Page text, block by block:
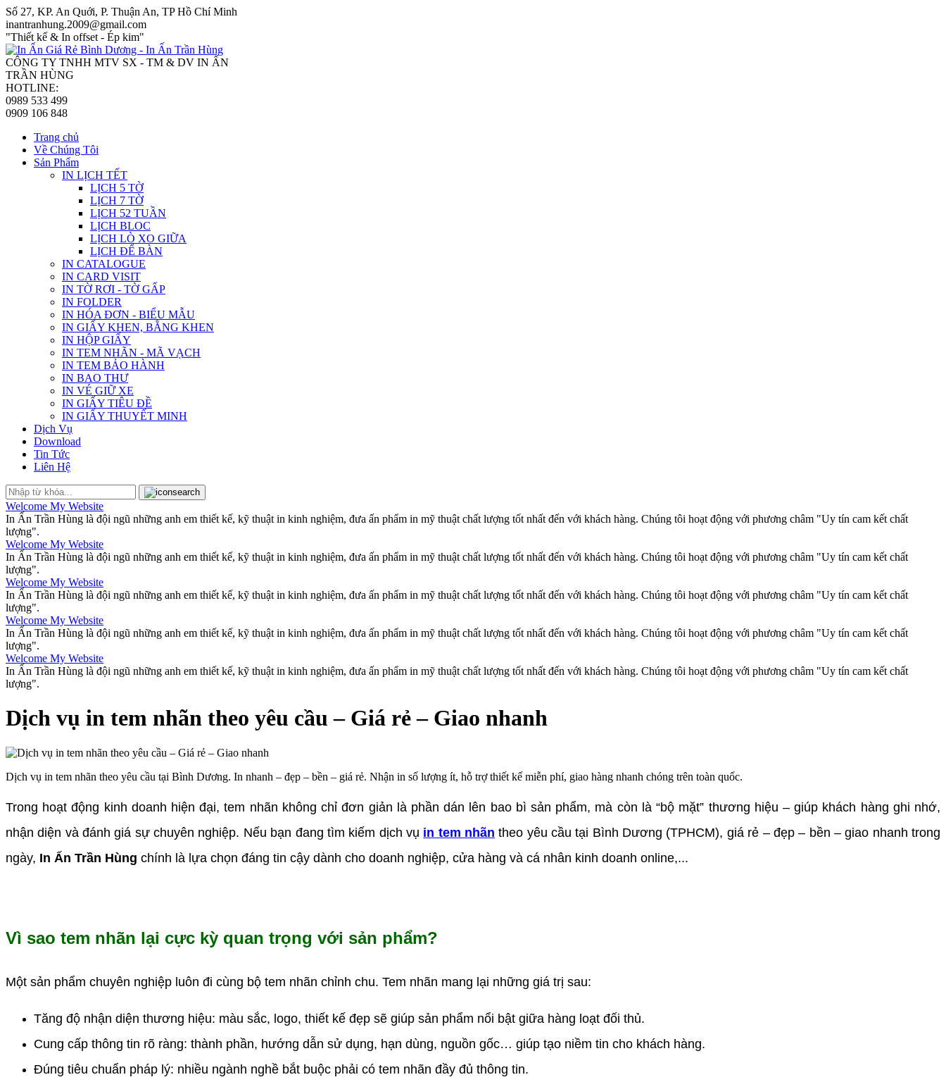
Số 27, KP. An Quới, P. Thuận An, TP Hồ Chí Minh
inantranhung.2009@gmail.com
"Thiết kế & In offset - Ép kim"
CÔNG TY TNHH MTV SX - TM & DV IN ẤN
TRẦN HÙNG
HOTLINE:
0989 533 499
0909 106 848
Trang chủ
Về Chúng Tôi
Sản Phẩm
IN LỊCH TẾT
LỊCH 5 TỜ
LỊCH 7 TỜ
LỊCH 52 TUẦN
LỊCH BLOC
LỊCH LÒ XO GIỮA
LỊCH ĐỂ BÀN
IN CATALOGUE
IN CARD VISIT
IN TỜ RƠI - TỜ GẤP
IN FOLDER
IN HÓA ĐƠN - BIỂU MẪU
IN GIẤY KHEN, BẰNG KHEN
IN HỘP GIẤY
IN TEM NHÃN - MÃ VẠCH
IN TEM BẢO HÀNH
IN BAO THƯ
IN VÉ GIỮ XE
IN GIẤY TIÊU ĐỀ
IN GIẤY THUYẾT MINH
Dịch Vụ
Download
Tin Tức
Liên Hệ
Welcome My Website
In Ấn Trần Hùng là đội ngũ những anh em thiết kế, kỹ thuật in kinh nghiệm, đưa ấn phẩm in mỹ thuật chất lượng tốt nhất đến với khách hàng. Chúng tôi hoạt động với phương châm "Uy tín cam kết chất
lượng".
Welcome My Website
In Ấn Trần Hùng là đội ngũ những anh em thiết kế, kỹ thuật in kinh nghiệm, đưa ấn phẩm in mỹ thuật chất lượng tốt nhất đến với khách hàng. Chúng tôi hoạt động với phương châm "Uy tín cam kết chất
lượng".
Welcome My Website
In Ấn Trần Hùng là đội ngũ những anh em thiết kế, kỹ thuật in kinh nghiệm, đưa ấn phẩm in mỹ thuật chất lượng tốt nhất đến với khách hàng. Chúng tôi hoạt động với phương châm "Uy tín cam kết chất
lượng".
Welcome My Website
In Ấn Trần Hùng là đội ngũ những anh em thiết kế, kỹ thuật in kinh nghiệm, đưa ấn phẩm in mỹ thuật chất lượng tốt nhất đến với khách hàng. Chúng tôi hoạt động với phương châm "Uy tín cam kết chất
lượng".
Welcome My Website
In Ấn Trần Hùng là đội ngũ những anh em thiết kế, kỹ thuật in kinh nghiệm, đưa ấn phẩm in mỹ thuật chất lượng tốt nhất đến với khách hàng. Chúng tôi hoạt động với phương châm "Uy tín cam kết chất
lượng".
Dịch vụ in tem nhãn theo yêu cầu – Giá rẻ – Giao nhanh
Dịch vụ in tem nhãn theo yêu cầu tại Bình Dương. In nhanh – đẹp – bền – giá rẻ. Nhận in số lượng ít, hỗ trợ thiết kế miễn phí, giao hàng nhanh chóng trên toàn quốc.
Trong hoạt động kinh doanh hiện đại, tem nhãn không chỉ đơn giản là phần dán lên bao bì sản phẩm, mà còn là “bộ mặt” thương hiệu – giúp khách hàng ghi nhớ,
nhận diện và đánh giá sự chuyên nghiệp. Nếu bạn đang tìm kiếm dịch vụ in tem nhãn theo yêu cầu tại Bình Dương (TPHCM), giá rẻ – đẹp – bền – giao nhanh trong
ngày, In Ấn Trần Hùng chính là lựa chọn đáng tin cậy dành cho doanh nghiệp, cửa hàng và cá nhân kinh doanh online,...
Vì sao tem nhãn lại cực kỳ quan trọng với sản phẩm?
Một sản phẩm chuyên nghiệp luôn đi cùng bộ tem nhãn chỉnh chu. Tem nhãn mang lại những giá trị sau:
Tăng độ nhận diện thương hiệu: màu sắc, logo, thiết kế đẹp sẽ giúp sản phẩm nổi bật giữa hàng loạt đối thủ.
Cung cấp thông tin rõ ràng: thành phần, hướng dẫn sử dụng, hạn dùng, nguồn gốc… giúp tạo niềm tin cho khách hàng.
Đúng tiêu chuẩn pháp lý: nhiều ngành nghề bắt buộc phải có tem nhãn đầy đủ thông tin.